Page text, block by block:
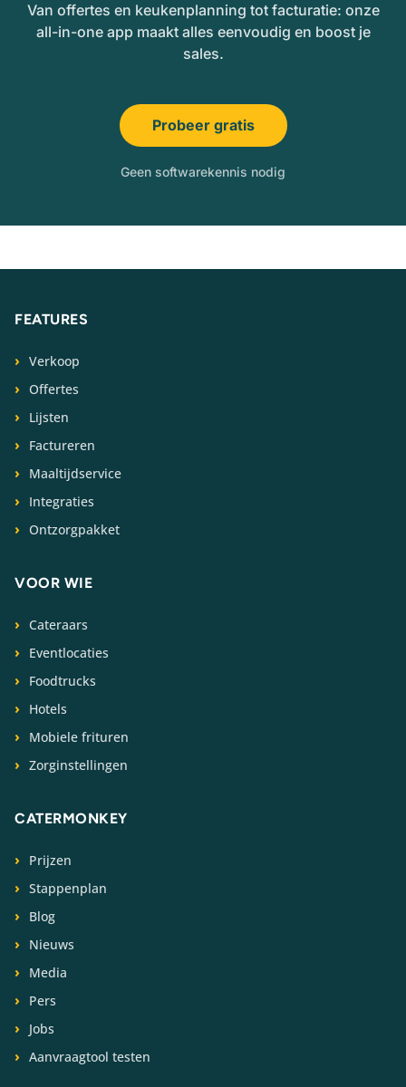
Van offertes en keukenplanning tot facturatie: onze
all-in-one app maakt alles eenvoudig en boost je
sales.
Probeer gratis
Geen softwarekennis nodig
FEATURES
Verkoop
Offertes
Lijsten
Factureren
Maaltijdservice
Integraties
Ontzorgpakket
VOOR WIE
Cateraars
Eventlocaties
Foodtrucks
Hotels
Mobiele frituren
Zorginstellingen
CATERMONKEY
Prijzen
Stappenplan
Blog
Nieuws
Media
Pers
Jobs
Aanvraagtool testen